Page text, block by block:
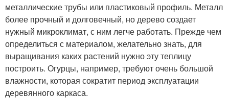
металлические трубы или пластиковый профиль. Металл
более прочный и долговечный, но дерево создает
нужный микроклимат, с ним легче работать. Прежде чем
определиться с материалом, желательно знать, для
выращивания каких растений нужно эту теплицу
построить. Огурцы, например, требуют очень большой
влажности, которая сократит период эксплуатации
деревянного каркаса.